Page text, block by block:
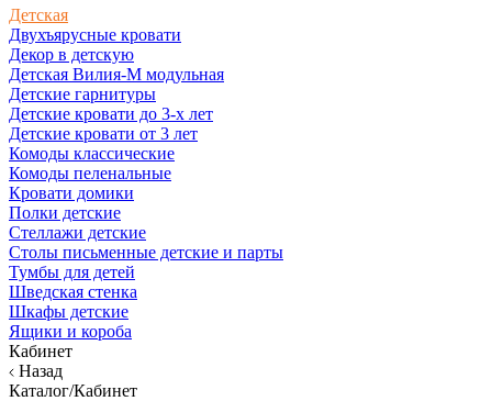
Детская
Двухъярусные кровати
Декор в детскую
Детская Вилия-М модульная
Детские гарнитуры
Детские кровати до 3-х лет
Детские кровати от 3 лет
Комоды классические
Комоды пеленальные
Кровати домики
Полки детские
Стеллажи детские
Столы письменные детские и парты
Тумбы для детей
Шведская стенка
Шкафы детские
Ящики и короба
Кабинет
Назад
Каталог/Кабинет